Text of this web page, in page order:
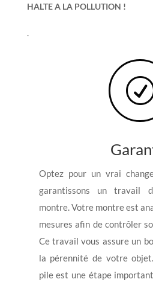
HALTE A LA POLLUTION !
.
Optez pour un vrai
garantissons un travail
montre. Votre montre est
mesures afin de contrôler
Ce travail vous assure un
la pérennité de votre
pile est une étape